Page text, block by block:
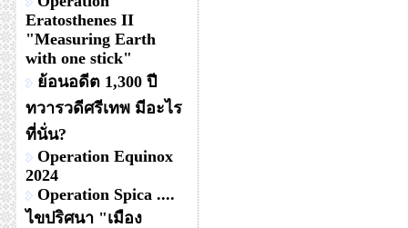
Eratosthenes II
"Measuring Earth
with one stick"
ย้อนอดีต 1,300 ปี
ทวารวดีศรีเทพ มีอะไร
ที่นั่น?
Operation Equinox
2024
Operation Spica ....
ไขปริศนา "เมือง